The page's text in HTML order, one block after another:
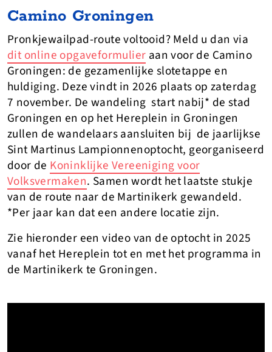
Camino Groningen
Pronkjewailpad-route voltooid? Meld u dan via
dit online opgaveformulier aan voor de Camino
Groningen: de gezamenlijke slotetappe en
huldiging. Deze vindt in 2026 plaats op zaterdag
7 november. De wandeling start nabij* de stad
Groningen en op het Hereplein in Groningen
zullen de wandelaars aansluiten bij de jaarlijkse
Sint Martinus Lampionnenoptocht, georganiseerd
door de Koninklijke Vereeniging voor
Volksvermaken. Samen wordt het laatste stukje
van de route naar de Martinikerk gewandeld.
*Per jaar kan dat een andere locatie zijn.
Zie hieronder een video van de optocht in 2025
vanaf het Hereplein tot en met het programma in
de Martinikerk te Groningen.